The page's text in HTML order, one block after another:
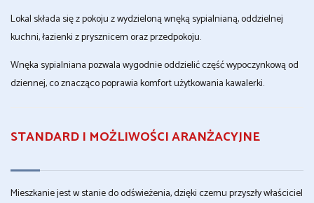
Lokal składa się z pokoju z wydzieloną wnęką sypialnianą, oddzielnej
kuchni, łazienki z prysznicem oraz przedpokoju.
Wnęka sypialniana pozwala wygodnie oddzielić część wypoczynkową od
dziennej, co znacząco poprawia komfort użytkowania kawalerki.
STANDARD I MOŻLIWOŚCI ARANŻACYJNE
Mieszkanie jest w stanie do odświeżenia, dzięki czemu przyszły właściciel